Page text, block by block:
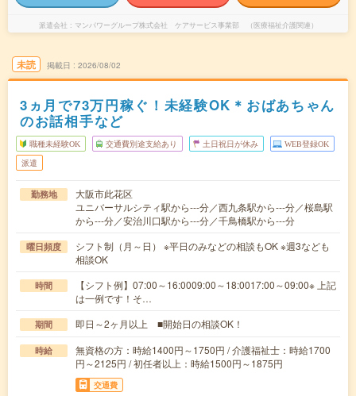
派遣会社 マンパワーグループ株式会社 ケアサービス事業部 （医療福祉介護関連）
未読 掲載日 2026/08/02
3ヵ月で73万円稼ぐ！未経験OK＊おばあちゃん
のお話相手など
職種未経験OK 交通費別途支給あり 土日祝日が休み WEB登録OK
派遣
勤務地
大阪市此花区
ユニバーサルシティ駅から---分／西九条駅から---分／桜島駅
から---分／安治川口駅から---分／千鳥橋駅から---分
曜日頻度
シフト制（月～日） ※平日のみなどの相談もOK ※週3なども
相談OK
時間
【シフト例】07:00～16:0009:00～18:0017:00～09:00※ 上記
は一例です！そ…
期間 即日～2ヶ月以上 ■開始日の相談OK！
時給
無資格の方：時給1400円～1750円 / 介護福祉士：時給1700
円～2125円 / 初任者以上：時給1500円～1875円
交通費